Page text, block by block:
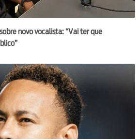
novo vocalista: “Vai ter que